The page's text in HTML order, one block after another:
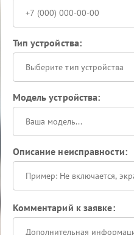
Тип устройства:
Выберите тип устройства
Модель устройства:
Описание неисправности:
Комментарий к заявке: